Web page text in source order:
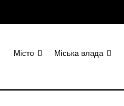
Місто Міська влада